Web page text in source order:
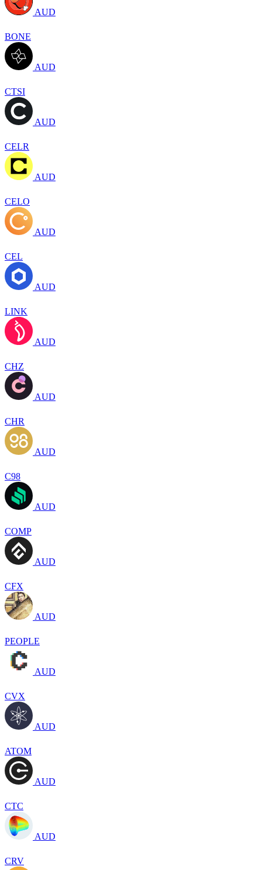
AUD
BONE
AUD
CTSI
AUD
CELR
AUD
CELO
AUD
CEL
AUD
LINK
AUD
CHZ
AUD
CHR
AUD
C98
AUD
COMP
AUD
CFX
AUD
PEOPLE
AUD
CVX
AUD
ATOM
AUD
CTC
AUD
CRV